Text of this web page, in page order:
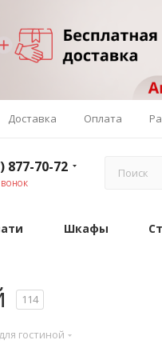
Доставка Оплата
877-70-72
Шкафы
114
гостиной